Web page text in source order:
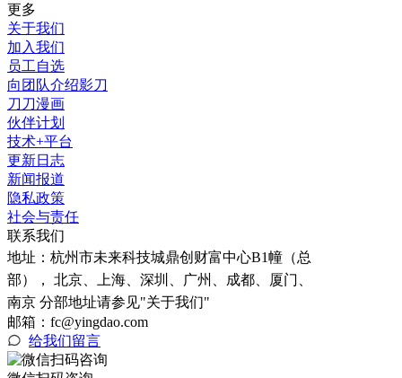
更多
关于我们
加入我们
员工自选
向团队介绍影刀
刀刀漫画
伙伴计划
技术+平台
更新日志
新闻报道
隐私政策
社会与责任
联系我们
地址： 杭州市未来科技城鼎创财富中心B1幢（总
部）， 北京、上海、深圳、广州、成都、厦门、
南京 分部地址请参见"关于我们"
邮箱：fc@yingdao.com
给我们留言